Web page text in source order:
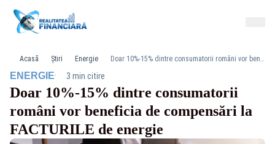
Acasă Știri Energie Doar 10%-15% dintre consumatorii români vor beneficia de compensări la FACTURILE de energie
ENERGIE· 3 min citire
Doar 10%-15% dintre consumatorii
români vor beneficia de compensări la
FACTURILE de energie